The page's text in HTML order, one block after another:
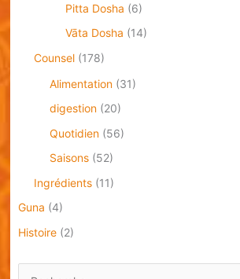
Pitta Dosha (6)
Vāta Dosha (14)
Counsel(178)
Alimentation(31)
digestion(20)
Quotidien(56)
Saisons(52)
Ingrédients(11)
Guna (4)
Histoire(2)